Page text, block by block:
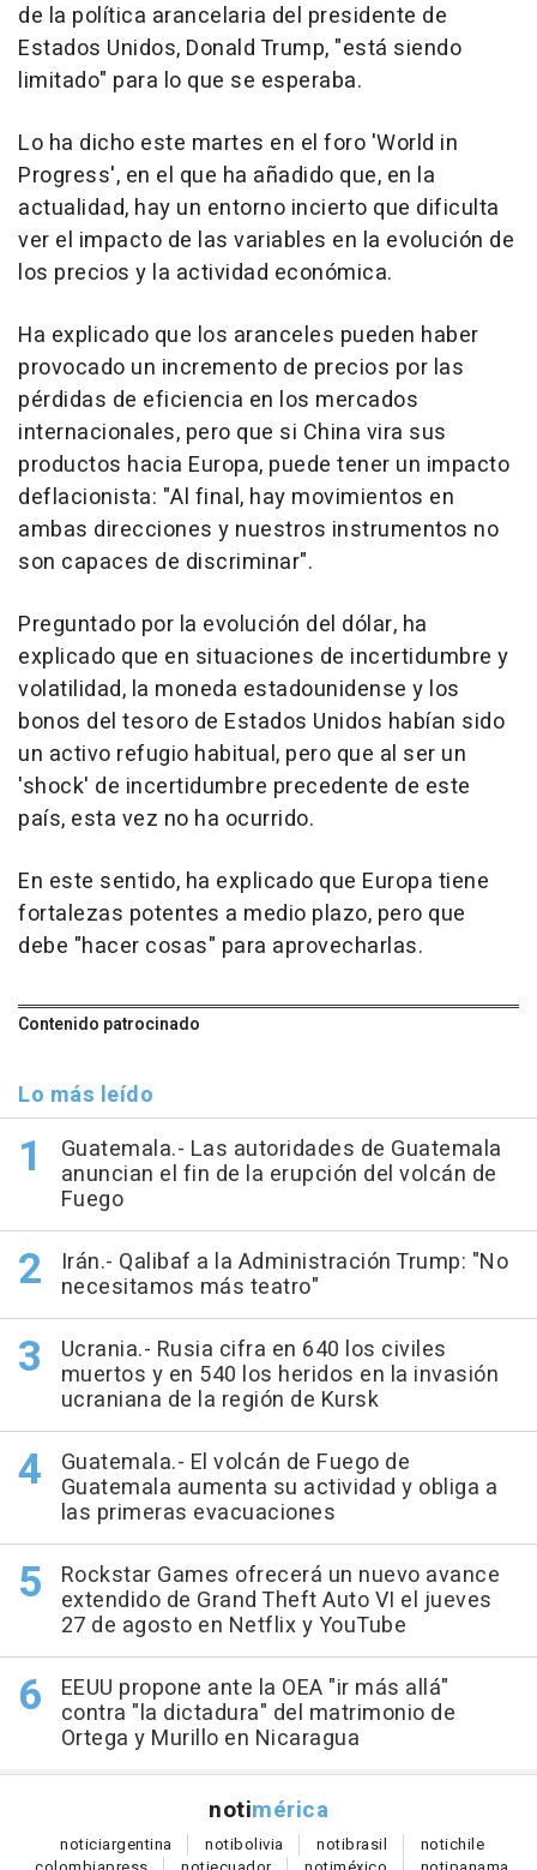
de la política arancelaria del presidente de
Estados Unidos, Donald Trump, "está siendo
limitado" para lo que se esperaba.
Lo ha dicho este martes en el foro 'World in
Progress', en el que ha añadido que, en la
actualidad, hay un entorno incierto que dificulta
ver el impacto de las variables en la evolución de
los precios y la actividad económica.
Ha explicado que los aranceles pueden haber
provocado un incremento de precios por las
pérdidas de eficiencia en los mercados
internacionales, pero que si China vira sus
productos hacia Europa, puede tener un impacto
deflacionista: "Al final, hay movimientos en
ambas direcciones y nuestros instrumentos no
son capaces de discriminar".
Preguntado por la evolución del dólar, ha
explicado que en situaciones de incertidumbre y
volatilidad, la moneda estadounidense y los
bonos del tesoro de Estados Unidos habían sido
un activo refugio habitual, pero que al ser un
'shock' de incertidumbre precedente de este
país, esta vez no ha ocurrido.
En este sentido, ha explicado que Europa tiene
fortalezas potentes a medio plazo, pero que
debe "hacer cosas" para aprovecharlas.
Contenido patrocinado
Lo más leído
Guatemala.- Las autoridades de Guatemala
anuncian el fin de la erupción del volcán de
Fuego
Irán.- Qalibaf a la Administración Trump: "No
necesitamos más teatro"
Ucrania.- Rusia cifra en 640 los civiles
muertos y en 540 los heridos en la invasión
ucraniana de la región de Kursk
Guatemala.- El volcán de Fuego de
Guatemala aumenta su actividad y obliga a
las primeras evacuaciones
Rockstar Games ofrecerá un nuevo avance
extendido de Grand Theft Auto VI el jueves
27 de agosto en Netflix y YouTube
EEUU propone ante la OEA "ir más allá"
contra "la dictadura" del matrimonio de
Ortega y Murillo en Nicaragua
notimérica
noticiargentina notibolivia notibrasil notichile